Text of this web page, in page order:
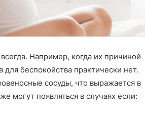
Например, когда их причиной
беспокойства практически нет.
сосуды, что выражается в
могут появляться в случаях если: